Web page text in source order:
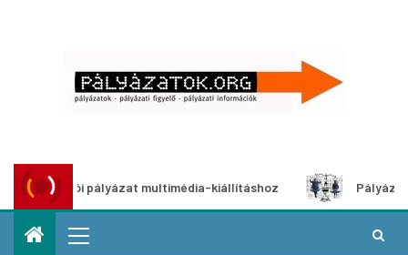
pályázat multimédia-kiállításhoz Pályázat a